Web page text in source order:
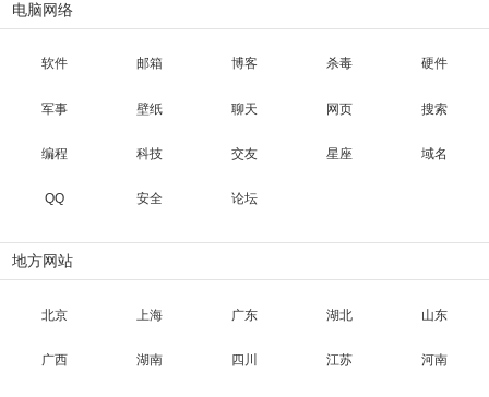
电脑网络
软件 邮箱 博客 杀毒 硬件
军事 壁纸 聊天 网页 搜索
编程 科技 交友 星座 域名
QQ 安全 论坛
地方网站
北京 上海 广东 湖北 山东
广西 湖南 四川 江苏 河南